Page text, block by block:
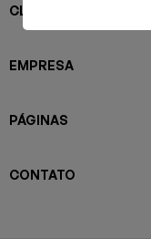
CLIENTES
EMPRESA
PÁGINAS
CONTATO